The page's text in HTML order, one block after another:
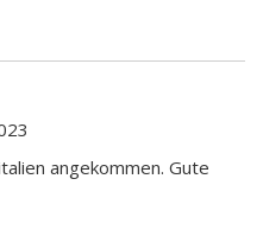
angekommen. Gute